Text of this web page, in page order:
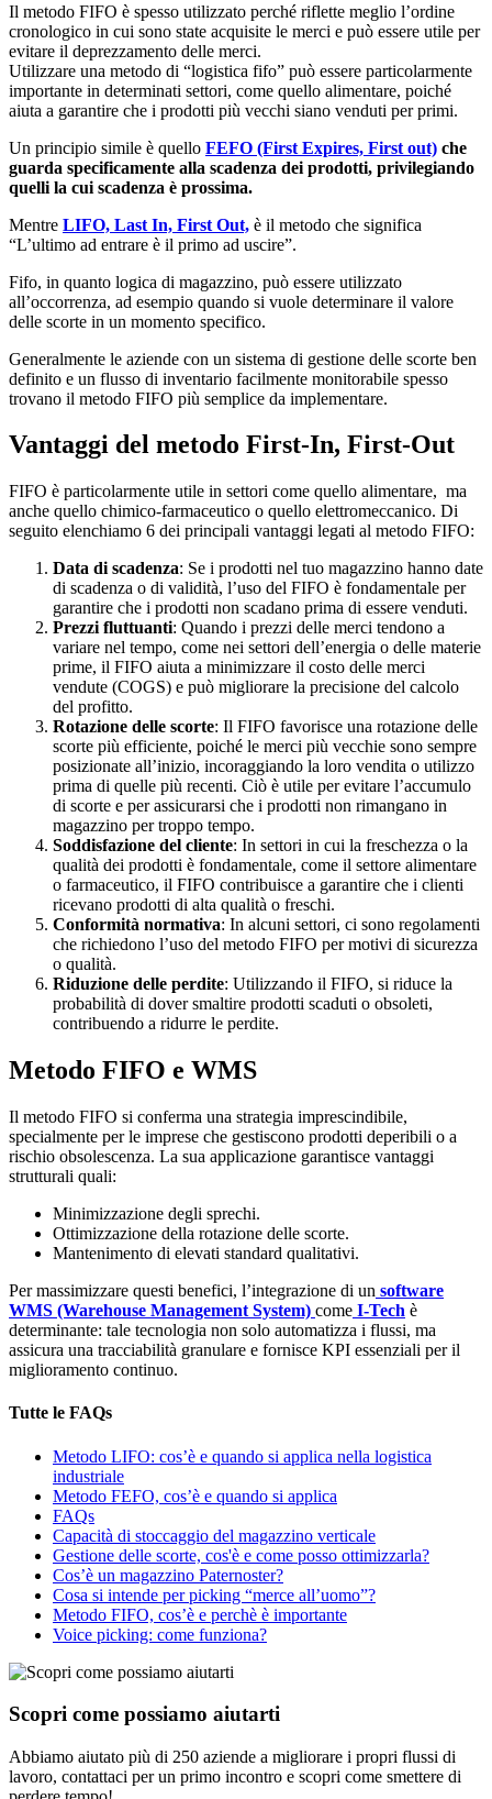
Il metodo FIFO è spesso utilizzato perché riflette meglio l’ordine
cronologico in cui sono state acquisite le merci e può essere utile per
evitare il deprezzamento delle merci.
Utilizzare una metodo di “logistica fifo” può essere particolarmente
importante in determinati settori, come quello alimentare, poiché
aiuta a garantire che i prodotti più vecchi siano venduti per primi.
Un principio simile è quello FEFO (First Expires, First out) che
guarda specificamente alla scadenza dei prodotti, privilegiando
quelli la cui scadenza è prossima.
Mentre LIFO, Last In, First Out, è il metodo che significa
“L’ultimo ad entrare è il primo ad uscire”.
Fifo, in quanto logica di magazzino, può essere utilizzato
all’occorrenza, ad esempio quando si vuole determinare il valore
delle scorte in un momento specifico.
Generalmente le aziende con un sistema di gestione delle scorte ben
definito e un flusso di inventario facilmente monitorabile spesso
trovano il metodo FIFO più semplice da implementare.
Vantaggi del metodo First-In, First-Out
FIFO è particolarmente utile in settori come quello alimentare, ma
anche quello chimico-farmaceutico o quello elettromeccanico. Di
seguito elenchiamo 6 dei principali vantaggi legati al metodo FIFO:
Data di scadenza: Se i prodotti nel tuo magazzino hanno date
di scadenza o di validità, l’uso del FIFO è fondamentale per
garantire che i prodotti non scadano prima di essere venduti.
Prezzi fluttuanti: Quando i prezzi delle merci tendono a
variare nel tempo, come nei settori dell’energia o delle materie
prime, il FIFO aiuta a minimizzare il costo delle merci
vendute (COGS) e può migliorare la precisione del calcolo
del profitto.
Rotazione delle scorte: Il FIFO favorisce una rotazione delle
scorte più efficiente, poiché le merci più vecchie sono sempre
posizionate all’inizio, incoraggiando la loro vendita o utilizzo
prima di quelle più recenti. Ciò è utile per evitare l’accumulo
di scorte e per assicurarsi che i prodotti non rimangano in
magazzino per troppo tempo.
Soddisfazione del cliente: In settori in cui la freschezza o la
qualità dei prodotti è fondamentale, come il settore alimentare
o farmaceutico, il FIFO contribuisce a garantire che i clienti
ricevano prodotti di alta qualità o freschi.
Conformità normativa: In alcuni settori, ci sono regolamenti
che richiedono l’uso del metodo FIFO per motivi di sicurezza
o qualità.
Riduzione delle perdite: Utilizzando il FIFO, si riduce la
probabilità di dover smaltire prodotti scaduti o obsoleti,
contribuendo a ridurre le perdite.
Metodo FIFO e WMS
Il metodo FIFO si conferma una strategia imprescindibile,
specialmente per le imprese che gestiscono prodotti deperibili o a
rischio obsolescenza. La sua applicazione garantisce vantaggi
strutturali quali:
Minimizzazione degli sprechi.
Ottimizzazione della rotazione delle scorte.
Mantenimento di elevati standard qualitativi.
Per massimizzare questi benefici, l’integrazione di un software
WMS (Warehouse Management System) come I-Tech è
determinante: tale tecnologia non solo automatizza i flussi, ma
assicura una tracciabilità granulare e fornisce KPI essenziali per il
miglioramento continuo.
Tutte le FAQs
Metodo LIFO: cos’è e quando si applica nella logistica
industriale
Metodo FEFO, cos’è e quando si applica
FAQs
Capacità di stoccaggio del magazzino verticale
Gestione delle scorte, cos'è e come posso ottimizzarla?
Cos’è un magazzino Paternoster?
Cosa si intende per picking “merce all’uomo”?
Metodo FIFO, cos’è e perchè è importante
Voice picking: come funziona?
Scopri come possiamo aiutarti
Abbiamo aiutato più di 250 aziende a migliorare i propri flussi di
lavoro, contattaci per un primo incontro e scopri come smettere di